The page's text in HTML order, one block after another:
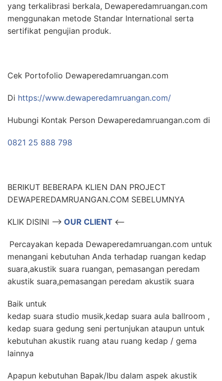
yang terkalibrasi berkala, Dewaperedamruangan.com
menggunakan metode Standar International serta
sertifikat pengujian produk.
Cek Portofolio Dewaperedamruangan.com
Di https://www.dewaperedamruangan.com/
Hubungi Kontak Person Dewaperedamruangan.com di
0821 25 888 798
BERIKUT BEBERAPA KLIEN DAN PROJECT
DEWAPEREDAMRUANGAN.COM SEBELUMNYA
KLIK DISINI –> OUR CLIENT <–
Percayakan kepada Dewaperedamruangan.com untuk
menangani kebutuhan Anda terhadap ruangan kedap
suara,akustik suara ruangan, pemasangan peredam
akustik suara,pemasangan peredam akustik suara
Baik untuk
kedap suara studio musik,kedap suara aula ballroom ,
kedap suara gedung seni pertunjukan ataupun untuk
kebutuhan akustik ruang atau ruang kedap / gema
lainnya
Apapun kebutuhan Bapak/Ibu dalam aspek akustik